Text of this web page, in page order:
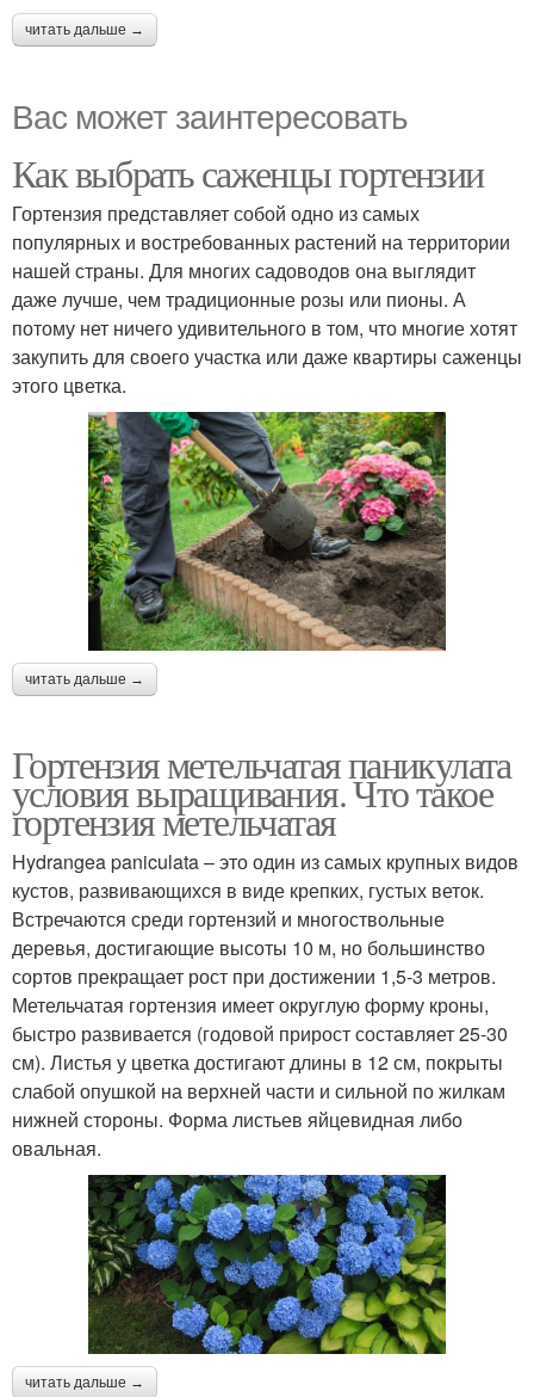
читать дальше →
Вас может заинтересовать
Как выбрать саженцы гортензии
Гортензия представляет собой одно из самых
популярных и востребованных растений на территории
нашей страны. Для многих садоводов она выглядит
даже лучше, чем традиционные розы или пионы. А
потому нет ничего удивительного в том, что многие хотят
закупить для своего участка или даже квартиры саженцы
этого цветка.
читать дальше →
Гортензия метельчатая паникулата
условия выращивания. Что такое
гортензия метельчатая
Hydrangea paniculata – это один из самых крупных видов
кустов, развивающихся в виде крепких, густых веток.
Встречаются среди гортензий и многоствольные
деревья, достигающие высоты 10 м, но большинство
сортов прекращает рост при достижении 1,5-3 метров.
Метельчатая гортензия имеет округлую форму кроны,
быстро развивается (годовой прирост составляет 25-30
см). Листья у цветка достигают длины в 12 см, покрыты
слабой опушкой на верхней части и сильной по жилкам
нижней стороны. Форма листьев яйцевидная либо
овальная.
читать дальше →